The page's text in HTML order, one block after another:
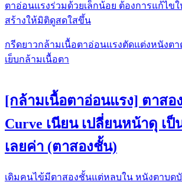
ตาอ่อนแรงร่วมด้วยเล็กน้อย ต้องการแก้ไข
สร้างให้มิติดูสดใสขึ้น
กรีดยาวกล้ามเนื้อตาอ่อนแรงตัดแต่งหนังตา
เย็บกล้ามเนื้อตา
[กล้ามเนื้อตาอ่อนแรง] ตาสอ
Curve เนียน เปลี่ยนหน้าดุ เ
เลยค่า (ตาสองชั้น)
เดิมคนไข้มีตาสองชั้นแต่หลบใน หนังตาบด